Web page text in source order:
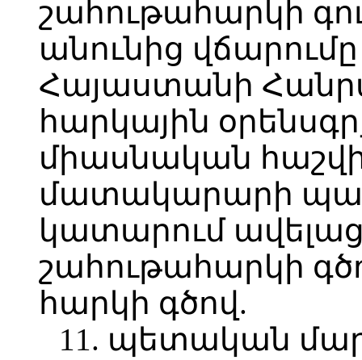
շահութահարկի
անունից
Հայաստանի
հարկային
միասնական
մատակարարի
կատարում
շահութահարկի
հարկի գծով.
11. պետական